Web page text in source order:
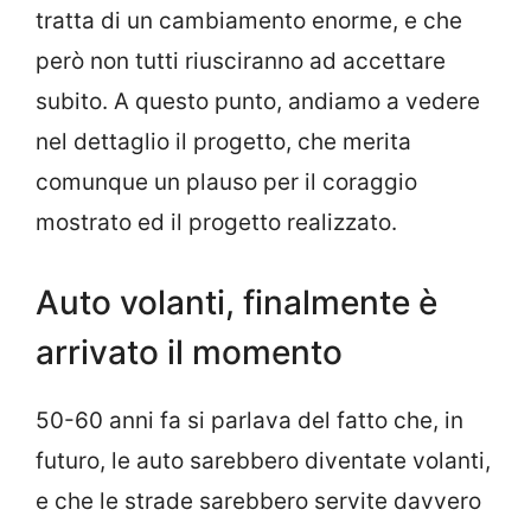
tratta di un cambiamento enorme, e che
però non tutti riusciranno ad accettare
subito. A questo punto, andiamo a vedere
nel dettaglio il progetto, che merita
comunque un plauso per il coraggio
mostrato ed il progetto realizzato.
Auto volanti, finalmente è
arrivato il momento
50-60 anni fa si parlava del fatto che, in
futuro, le auto sarebbero diventate volanti,
e che le strade sarebbero servite davvero